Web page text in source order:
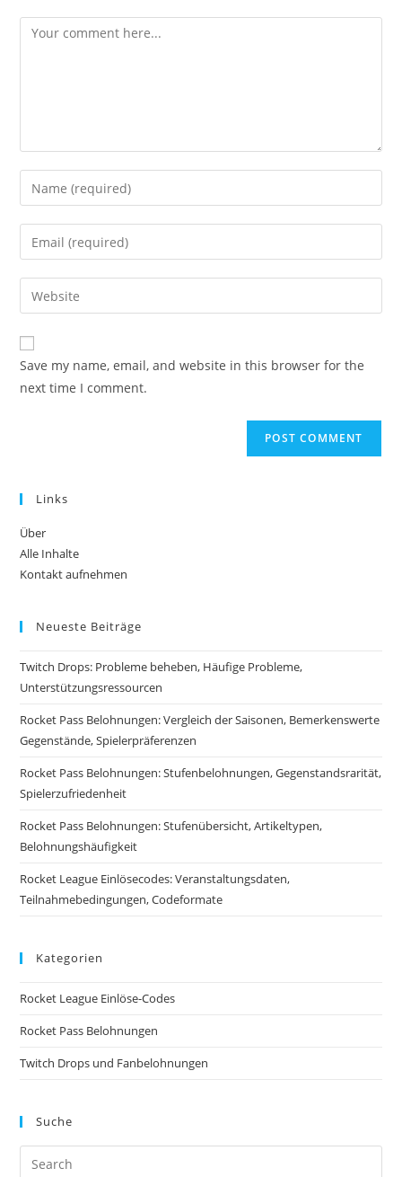
Comment
Enter
your
name
comment
Enter
your
email
address
comment
Enter
your
website
URL
(optional)
Save my name, email, and website in this browser for the
next time I comment.
Links
Über
Alle Inhalte
Kontakt aufnehmen
Neueste Beiträge
Twitch Drops: Probleme beheben, Häufige Probleme,
Unterstützungsressourcen
Rocket Pass Belohnungen: Vergleich der Saisonen, Bemerkenswerte
Gegenstände, Spielerpräferenzen
Rocket Pass Belohnungen: Stufenbelohnungen, Gegenstandsrarität,
Spielerzufriedenheit
Rocket Pass Belohnungen: Stufenübersicht, Artikeltypen,
Belohnungshäufigkeit
Rocket League Einlösecodes: Veranstaltungsdaten,
Teilnahmebedingungen, Codeformate
Kategorien
Rocket League Einlöse-Codes
Rocket Pass Belohnungen
Twitch Drops und Fanbelohnungen
Suche